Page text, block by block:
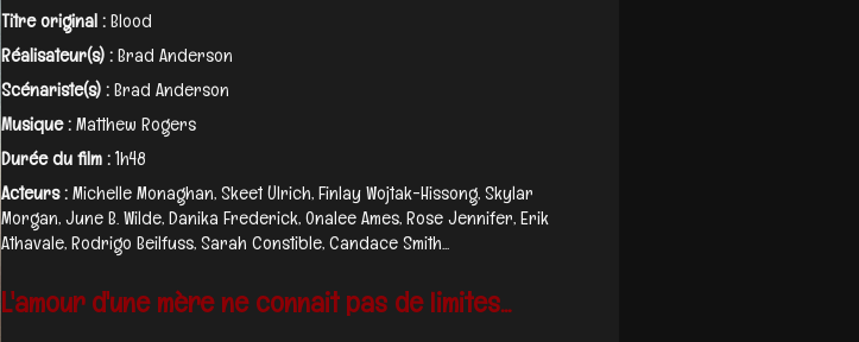
Titre original :Blood
Réalisateur(s) :Brad Anderson
Scénariste(s) :Brad Anderson
Musique :Matthew Rogers
Durée du film :1h48
Acteurs :Michelle Monaghan, Skeet Ulrich, Finlay Wojtak-Hissong, Skylar
Morgan, June B. Wilde, Danika Frederick, Onalee Ames, Rose Jennifer, Erik
Athavale, Rodrigo Beilfuss, Sarah Constible, Candace Smith...
L'amour d'une mère ne connait pas de limites...